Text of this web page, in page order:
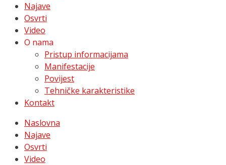
Najave
Osvrti
Video
O nama
Pristup informacijama
Manifestacije
Povijest
Tehničke karakteristike
Kontakt
Naslovna
Najave
Osvrti
Video